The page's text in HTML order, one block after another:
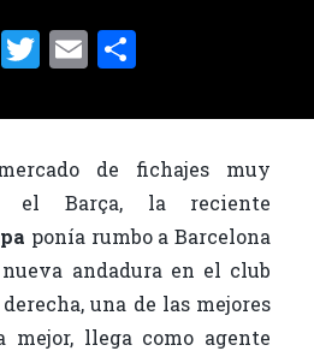
F
c
e
o
o
k
T
it
te
r
E
ai
l
m
p
ar
ti
r
de fichajes muy
el Barça, la reciente
ponía rumbo a Barcelona
andadura en el club
una de las mejores
llega como agente